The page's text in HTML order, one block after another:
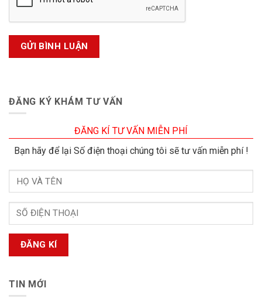
ĐĂNG KÝ KHÁM TƯ VẤN
ĐĂNG KÍ TƯ VẤN MIỄN PHÍ
Bạn hãy để lại Số điện thoại chúng tôi sẽ tư vấn miễn phí !
TIN MỚI